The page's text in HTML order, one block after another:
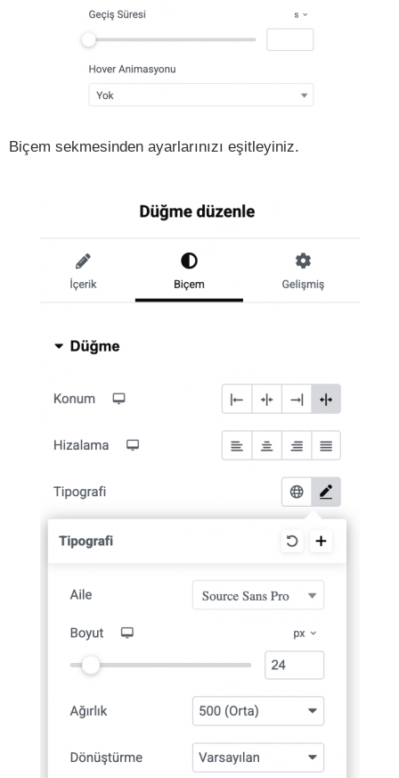
Biçem sekmesinden ayarlarınızı eşitleyiniz.